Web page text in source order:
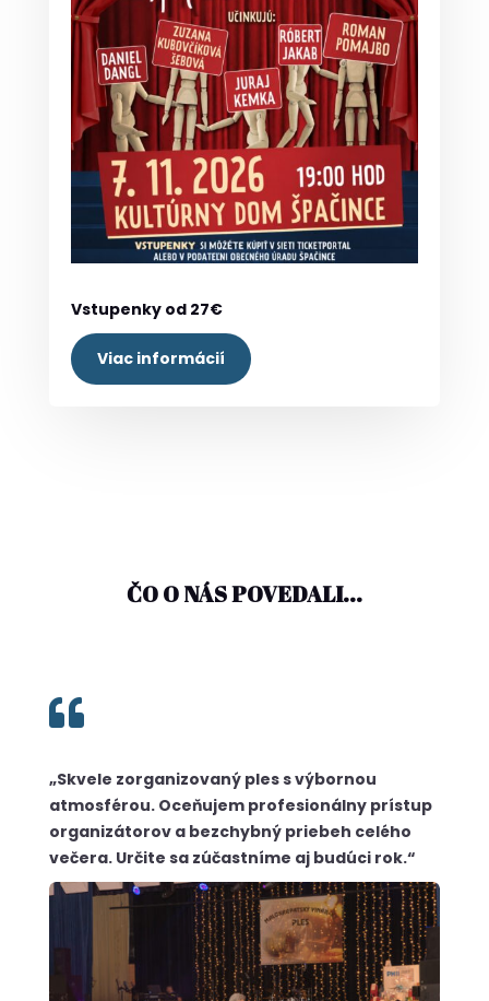
Vstupenky od 27€
Viac informácií
ČO O NÁS POVEDALI...

„Skvele zorganizovaný ples s výbornou
atmosférou. Oceňujem profesionálny prístup
organizátorov a bezchybný priebeh celého
večera. Určite sa zúčastníme aj budúci rok.“